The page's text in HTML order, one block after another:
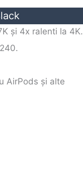
și 4x ralenti la 4K.
AirPods și alte